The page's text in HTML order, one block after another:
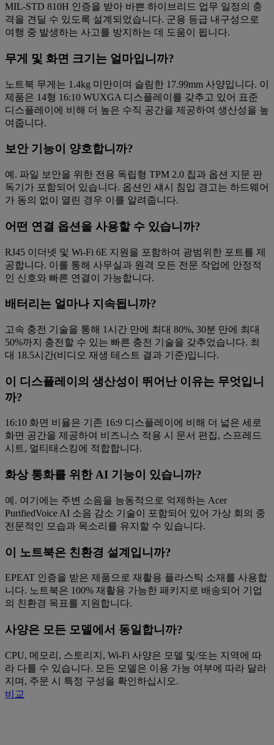
MIL-STD 810H 인증을 받아 바쁜 하이브리드 업무 일정의 충
격을 견딜 수 있도록 설계되었습니다. 군용 등급 내구성으로
여행 중 발생하는 사고를 방지하는 데 도움이 됩니다.
무게 및 화면 크기는 얼마입니까?
노트북 무게는 1.4kg 미만이며 슬림한 17.99mm 사양입니다. 이
제품은 14형 16:10 WUXGA 디스플레이를 갖추고 있어 표준
디스플레이에 비해 더 높은 수직 공간을 제공하여 생산성을 높
여줍니다.
보안 기능이 양호합니까?
예. 파일 보안을 위한 전용 독립형 TPM 2.0 칩과 옵션 지문 판
독기가 포함되어 있습니다. 옵션인 섀시 침입 경고는 하드웨어
가 동의 없이 열린 경우 이를 알려줍니다.
어떤 연결 옵션을 사용할 수 있습니까?
RJ45 이더넷 및 Wi-Fi 6E 지원을 포함하여 광범위한 포트를 제
공합니다. 이를 통해 사무실과 원격 모든 전문 작업에 안정적
인 신호와 빠른 연결이 가능합니다.
배터리는 얼마나 지속됩니까?
고속 충전 기술을 통해 1시간 만에 최대 80%, 30분 만에 최대
50%까지 충전할 수 있는 빠른 충전 기술을 갖추었습니다. 최
대 18.5시간(비디오 재생 테스트 결과 기준)입니다.
이 디스플레이의 생산성이 뛰어난 이유는 무엇입니
까?
16:10 화면 비율은 기존 16:9 디스플레이에 비해 더 넓은 세로
화면 공간을 제공하여 비즈니스 적용 시 문서 편집, 스프레드
시트, 멀티태스킹에 적합합니다.
화상 통화를 위한 AI 기능이 있습니까?
예. 여기에는 주변 소음을 능동적으로 억제하는 Acer
PurifiedVoice AI 소음 감소 기술이 포함되어 있어 가상 회의 중
전문적인 모습과 목소리를 유지할 수 있습니다.
이 노트북은 친환경 설계입니까?
EPEAT 인증을 받은 제품으로 재활용 플라스틱 소재를 사용합
니다. 노트북은 100% 재활용 가능한 패키지로 배송되어 기업
의 친환경 목표를 지원합니다.
사양은 모든 모델에서 동일합니까?
CPU, 메모리, 스토리지, Wi-Fi 사양은 모델 및/또는 지역에 따
라 다를 수 있습니다. 모든 모델은 이용 가능 여부에 따라 달라
지며, 주문 시 특정 구성을 확인하십시오.
비교